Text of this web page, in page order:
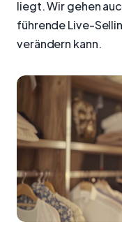
liegt. Wir gehen
führende Live-
verändern kann.